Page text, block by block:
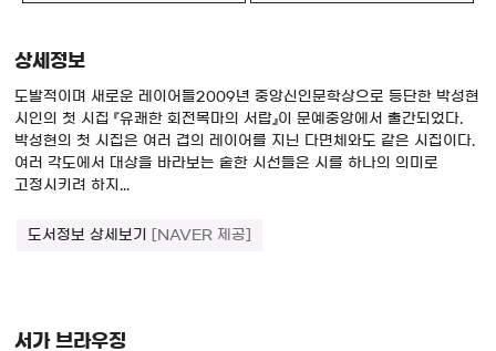
상세정보
도발적이며 새로운 레이어들2009년 중앙신인문학상으로 등단한 박성현
시인의 첫 시집 『유쾌한 회전목마의 서랍』이 문예중앙에서 출간되었다.
박성현의 첫 시집은 여러 겹의 레이어를 지닌 다면체와도 같은 시집이다.
여러 각도에서 대상을 바라보는 숱한 시선들은 시를 하나의 의미로
고정시키려 하지...
도서정보 상세보기 [NAVER 제공]
서가 브라우징